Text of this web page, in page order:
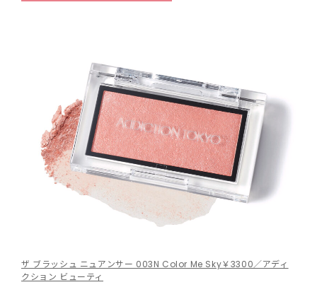
ザ ブラッシュ ニュアンサー 003N Color Me Sky￥3300／アディ
クション ビューティ